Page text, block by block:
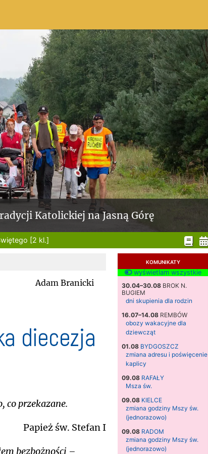
Katolickiej na Jasną Górę
[2 kl.]
KOMUNIKATY
wyświetlam wszystkie
30.04–30.08BROK N.
BUGIEM
dni skupienia dla rodzin
16.07–14.08REMBÓW
obozy wakacyjne dla
dziewcząt
01.08 BYDGOSZCZ
zmiana adresu i poświęcenie
kaplicy
09.08 RAFAŁY
Msza św.
09.08 KIELCE
zmiana godziny Mszy św.
(jednorazowo)
09.08 RADOM
zmiana godziny Mszy św.
(jednorazowo)
Adam Branicki
diecezja
co przekazane.
Papież św. Stefan I
bezbożności –